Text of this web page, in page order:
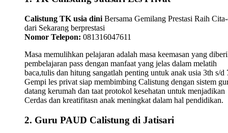
Calistung TK usia dini Bersama Gemilang Prestasi Raih
dari Sekarang berprestasi
Nomor Telepon: 081316047611
Masa memulihkan pelajaran adalah masa keemasan yang
pembelajaran pass dengan manfaat yang jelas dalam melatih
baca,tulis dan hitung sangatlah penting untuk anak usia 3th s/d
Gempi les privat siap membimbing Calistung dengan sistem
datang kerumah dan taat protokol kesehatan untuk menjadikan
Cerdas dan kreatifitasn anak meningkat dalam hal pendidikan.
2. Guru PAUD Calistung di Jatisari